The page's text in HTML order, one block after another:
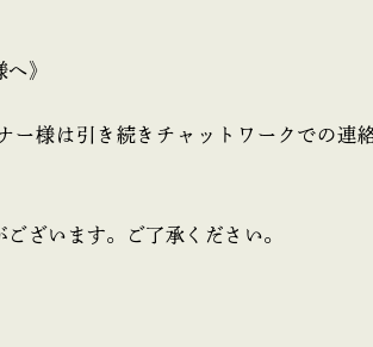
》
ー様は引き続きチャットワークでの連
ざいます。ご了承ください。